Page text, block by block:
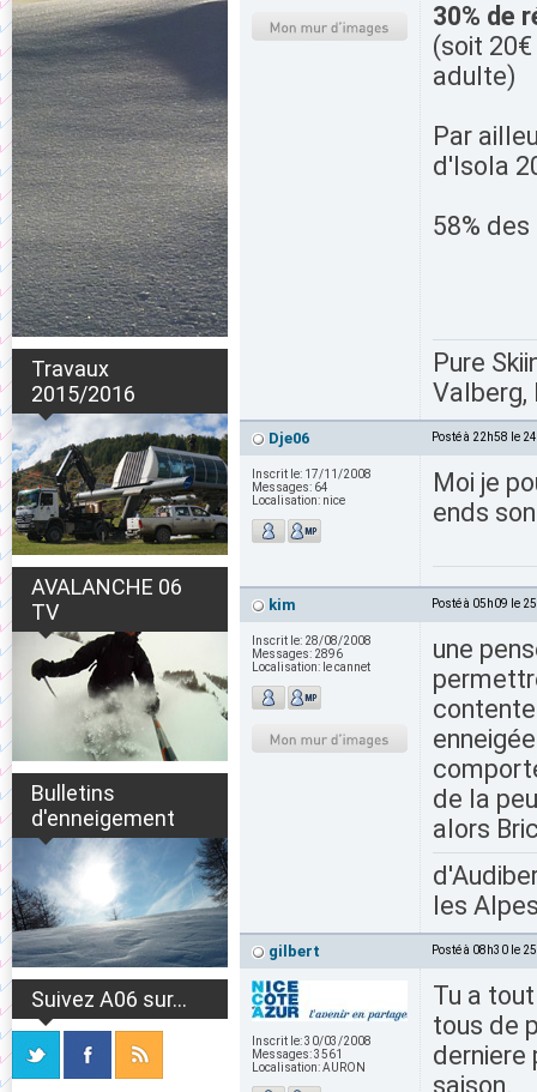
Travaux
2015/2016
AVALANCHE 06
TV
Bulletins
d'enneigement
Suivez A06 sur...
30% de
(soit
adulte)
Par
d'Isola
58%
Pure
Valberg,
Dje06 Posté à 22h58 le
Inscrit le: 17/11/2008
Messages: 64
Localisation: nice
Moi je
ends
kim Posté à 05h09 le
Inscrit le: 28/08/2008
Messages: 2896
Localisation: le cannet
une
de la
alors
les
gilbert Posté à 08h30 le
Inscrit le:30/03/2008
Messages:3561
Localisation:AURON
Tu a
tous de
derniere
saison.